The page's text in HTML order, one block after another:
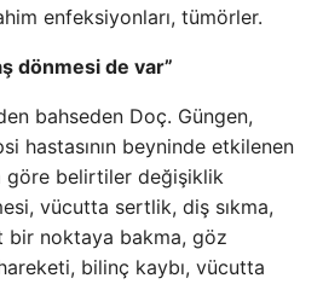
enfeksiyonları, tümörler.
dönmesi de var”
bahseden Doç. Güngen,
hastasının beyninde etkilenen
göre belirtiler değişiklik
vücutta sertlik, diş sıkma,
bir noktaya bakma, göz
bilinç kaybı, vücutta